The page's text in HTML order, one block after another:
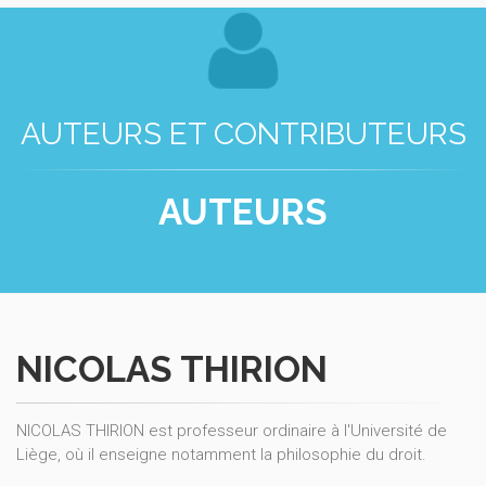
AUTEURS ET CONTRIBUTEURS
AUTEURS
NICOLAS THIRION
NICOLAS THIRION est professeur ordinaire à l'Université de
Liège, où il enseigne notamment la philosophie du droit.